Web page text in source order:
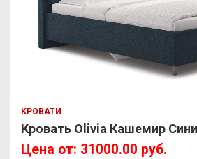
КРОВАТИ
Кровать Olivia Кашемир
Цена от: 31000.00 руб.